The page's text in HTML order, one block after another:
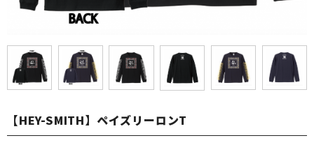
【HEY-SMITH】ペイズリーロンT